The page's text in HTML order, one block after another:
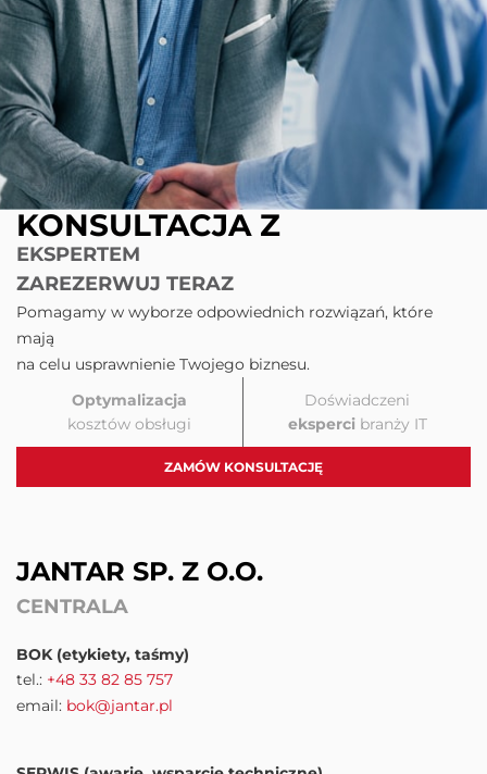
KONSULTACJA Z
EKSPERTEM
ZAREZERWUJ TERAZ
Pomagamy w wyborze odpowiednich rozwiązań, które
mają
na celu usprawnienie Twojego biznesu.
Optymalizacja
kosztów obsługi
Doświadczeni
ekspercibranży IT
ZAMÓW KONSULTACJĘ
JANTAR SP. Z O.O.
CENTRALA
BOK (etykiety, taśmy)
tel.: +48 33 82 85 757
email: bok@jantar.pl